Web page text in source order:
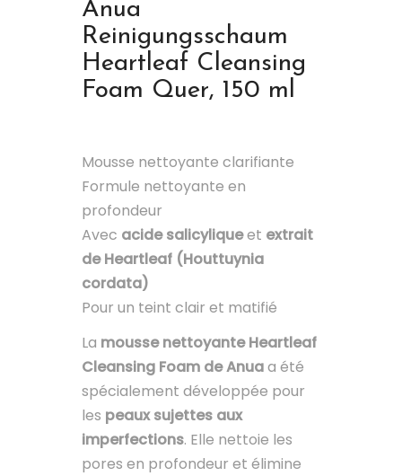
Anua
Reinigungsschaum
Heartleaf Cleansing
Foam Quer, 150 ml
Mousse nettoyante clarifiante
Formule nettoyante en
profondeur
Avec acide salicyliqueet extrait
de Heartleaf (Houttuynia
cordata)
Pour un teint clair et matifié
La mousse nettoyante Heartleaf
Cleansing Foam de Anuaa été
spécialement développée pour
les peaux sujettes aux
imperfections. Elle nettoie les
pores en profondeur et élimine